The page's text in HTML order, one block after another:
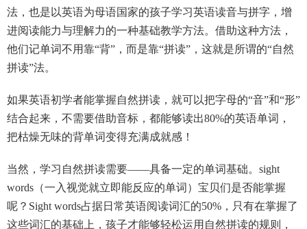
法，也是以英语为母语国家的孩子学习英语读音与拼字，增
进阅读能力与理解力的一种基础教学方法。借助这种方法，
他们记单词不用靠“背”，而是靠“拼读”，这就是所谓的“自然
拼读”法。
如果英语初学者能掌握自然拼读，就可以把字母的“音”和“形”
结合起来，不需要借助音标，都能够读出80%的英语单词，
把枯燥无味的背单词变得充满成就感！
当然，学习自然拼读需要——具备一定的单词基础。sight
words（一入视觉就立即能反应的单词）宝贝们是否能掌握
呢？Sight words占据日常英语阅读词汇的50%，只有在掌握了
这些词汇的基础上，孩子才能够轻松运用自然拼读的规则，